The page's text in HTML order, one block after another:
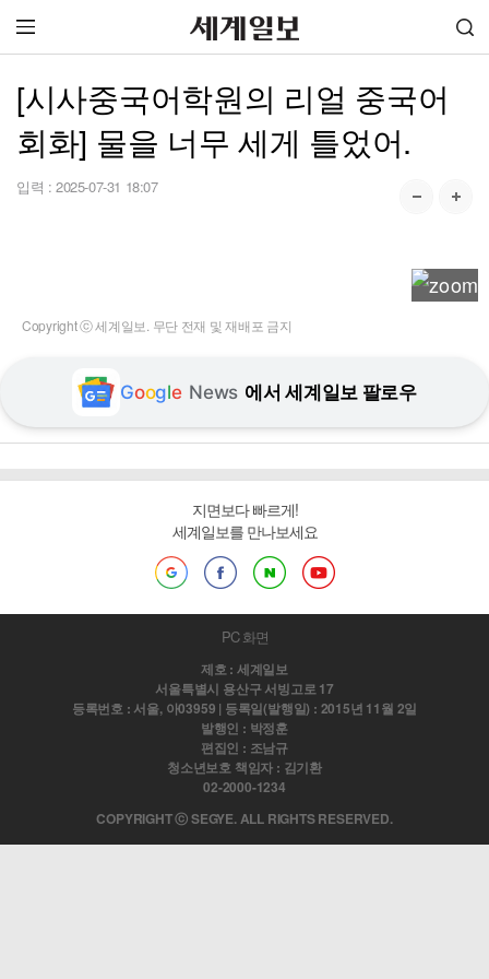
[시사중국어학원의 리얼 중국어
회화] 물을 너무 세게 틀었어.
입력 : 2025-07-31 18:07
Copyright ⓒ 세계일보. 무단 전재 및 재배포 금지
Google News 에서 세계일보 팔로우
지면보다 빠르게!
세계일보를 만나보세요
PC 화면
제호 : 세계일보
서울특별시 용산구 서빙고로 17
등록번호 : 서울, 아03959 | 등록일(발행일) : 2015년 11월 2일
발행인 : 박정훈
편집인 : 조남규
청소년보호 책임자 : 김기환
02-2000-1234
COPYRIGHT ⓒ SEGYE. ALL RIGHTS RESERVED.